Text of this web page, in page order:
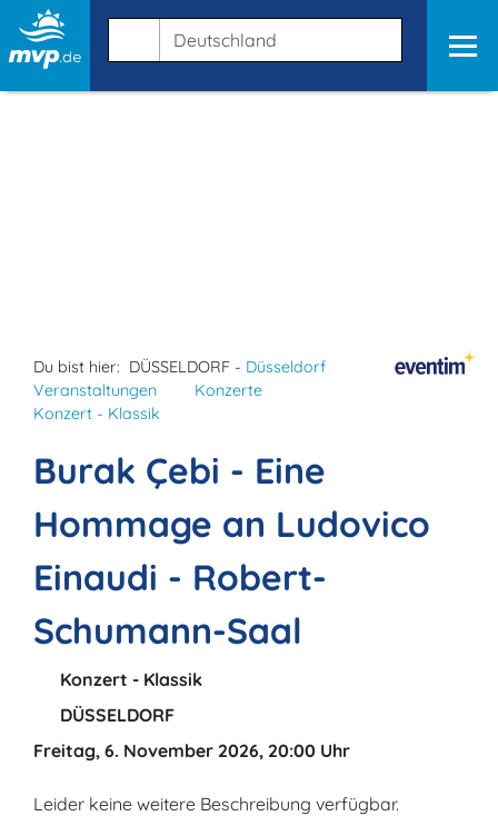
Du bist hier: DÜSSELDORF - Düsseldorf
Veranstaltungen
Konzerte
Konzert - Klassik
Burak Çebi - Eine
Hommage an Ludovico
Einaudi - Robert-
Schumann-Saal
Konzert - Klassik
DÜSSELDORF
Freitag, 6. November 2026, 20:00 Uhr
Leider keine weitere Beschreibung verfügbar.